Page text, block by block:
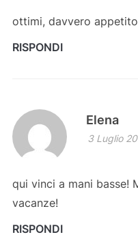
ottimi, davvero
RISPONDI
Elena
3 Luglio
qui vinci a mani basse!
vacanze!
RISPONDI